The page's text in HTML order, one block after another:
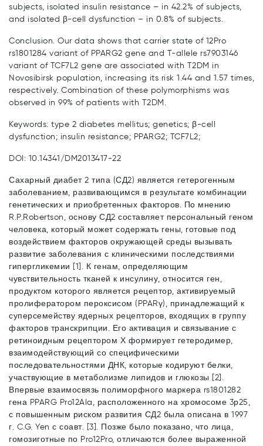
subjects, isolated insulin resistance – in 42.2% of subjects,
and isolated β-cell dysfunction – in 0.8% of subjects.
Conclusion. Our data shows that carrier state of 12Pro
rs1801284 variant of PPARG2 gene and T-allele rs7903146
variant of TCF7L2 gene are associated with T2DM in
Novosibirsk population, increasing its risk 1.44 and 1.57 times,
respectively. Combination of these polymorphisms was
observed in 99% of patients with T2DM.
Keywords: type 2 diabetes mellitus; genetics; β-cell
dysfunction; insulin resistance; PPARG2; TCF7L2;
DOI: 10.14341/DM2013417-22
Сахарный диабет 2 типа (СД2) является гетерогенным
заболеванием, развивающимся в результате комбинации
генетических и приобретенных факторов. По мнению
R.P.Robertson, основу СД2 составляет персональный геном
человека, который может содержать гены, готовые под
воздействием факторов окружающей среды вызывать
развитие заболевания с клиническими последствиями
гипергликемии [1]. К генам, определяющим
чувствительность тканей к инсулину, относится ген,
продуктом которого является рецептор, активируемый
пролифератором пероксисом (PPARγ), принадлежащий к
суперсемейству ядерных рецепторов, входящих в группу
факторов транскрипции. Его активация и связывание с
ретиноидным рецептором Х формирует гетеродимер,
взаимодействующий со специ­фическими
последовательностями ДНК, которые кодируют белки,
участвующие в метаболизме липидов и глюкозы [2].
Впервые взаимосвязь полиморфного маркера rs1801282
гена PPARG Pro12Ala, расположенного на хромосоме 3р25,
с повышенным риском развития СД2 была описана в 1997
г. C.G. Yen с соавт. [3]. Позже было показано, что лица,
гомозиготные по Pro12Pro, отличаются более выраженной